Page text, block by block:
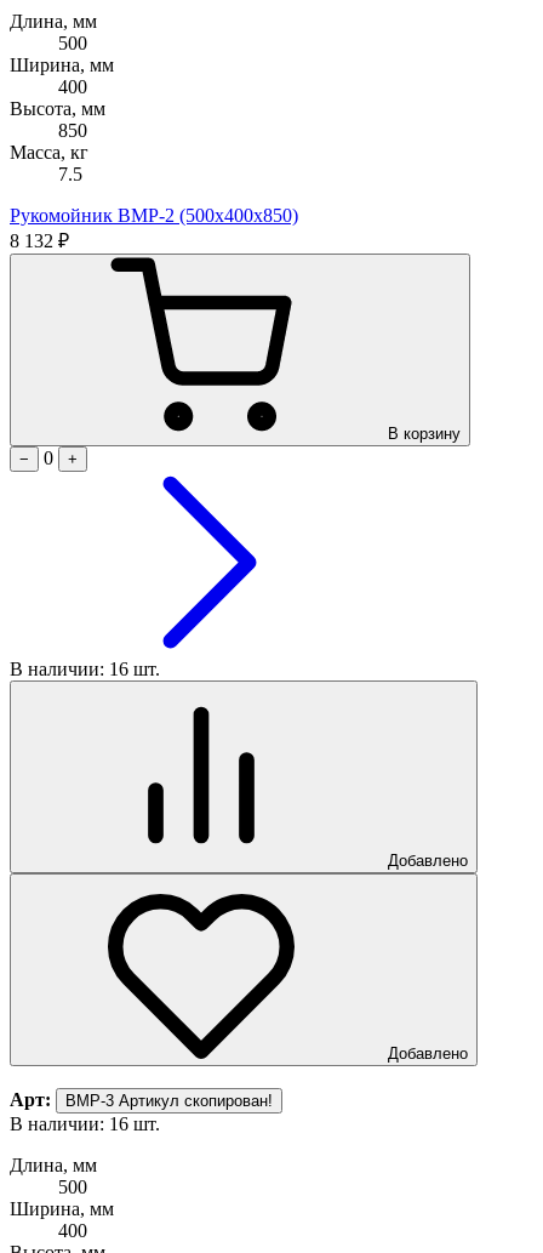
Длина, мм
500
Ширина, мм
400
Высота, мм
850
Масса, кг
7.5
Рукомойник ВМР-2 (500х400х850)
8 132 ₽
В корзину
−
0 +
В наличии: 16 шт.
Добавлено
Добавлено
Арт: ВМР-3 Артикул скопирован!
В наличии: 16 шт.
Длина, мм
500
Ширина, мм
400